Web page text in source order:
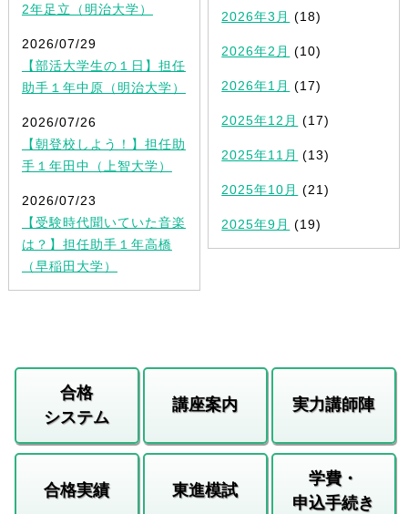
2年足立（明治大学）
2026/07/29
【部活大学生の１日】担任
助手１年中原（明治大学）
2026/07/26
【朝登校しよう！】担任助
手１年田中（上智大学）
2026/07/23
【受験時代聞いていた音楽
は？】担任助手１年高橋
（早稲田大学）
2026年3月 (18)
2026年2月 (10)
2026年1月 (17)
2025年12月 (17)
2025年11月 (13)
2025年10月 (21)
2025年9月 (19)
合格
システム
講座案内 実力講師陣
合格実績 東進模試
学費・
申込手続き